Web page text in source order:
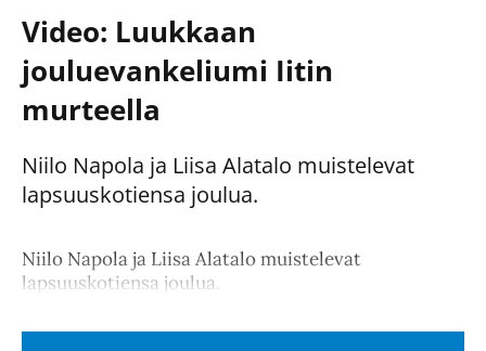
Video: Luukkaan
jouluevankeliumi Iitin
murteella
Niilo Napola ja Liisa Alatalo muistelevat
lapsuuskotiensa joulua.
Niilo Napola ja Liisa Alatalo muistelevat
lapsuuskotiensa joulua.